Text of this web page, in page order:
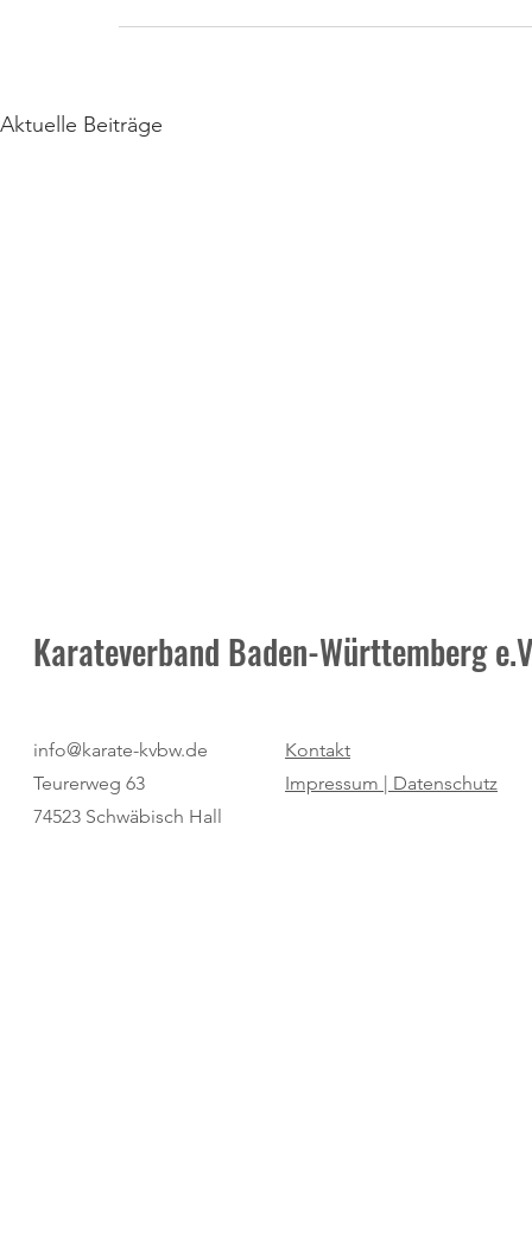
Aktuelle Beiträge
Pure Dominanz: Birtat MTV
Ludwigsburg zum zweiten Mal
Champion
für den SV
Karateverband Baden-Württemberg
info@karate-kvbw.de
Teurerweg 63
74523 Schwäbisch Hall
Kontakt
Impressum | Datenschutz